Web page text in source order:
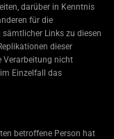
darüber in Kenntnis
für die
Links zu diesen
dieser
Verarbeitung nicht
Einzelfall das
betroffene Person hat